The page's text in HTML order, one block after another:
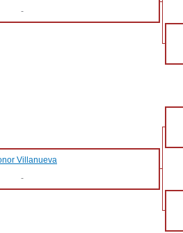
-
Villanueva
-